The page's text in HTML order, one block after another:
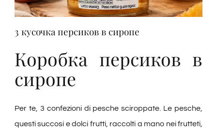
Дегустации
Блоги
Контакты
3 кусочка персиков в сиропе
Коробка персиков в
сиропе
Per te, 3 confezioni di pesche sciroppate. Le pesche,
questi succosi e dolci frutti, raccolti a mano nei frutteti,